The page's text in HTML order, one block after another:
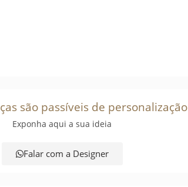
são passíveis de personalização
Exponha aqui a sua ideia
Falar com a Designer